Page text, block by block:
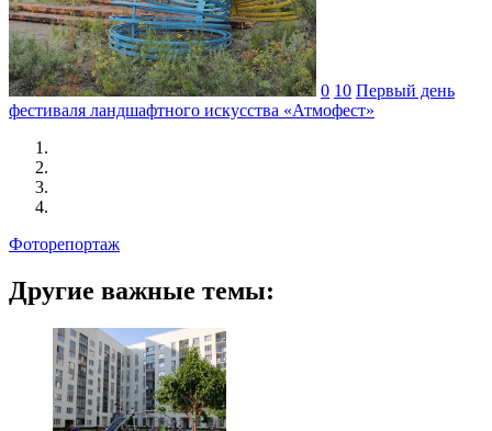
0 10 Первый день
фестиваля ландшафтного искусства «Атмофест»
Фоторепортаж
Другие важные темы: